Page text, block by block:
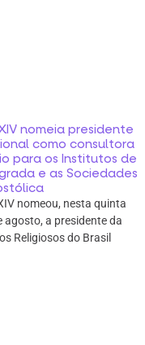
nomeia presidente
como consultora
para os Institutos de
e as Sociedades
nomeou, nesta quinta
agosto, a presidente da
Religiosos do Brasil